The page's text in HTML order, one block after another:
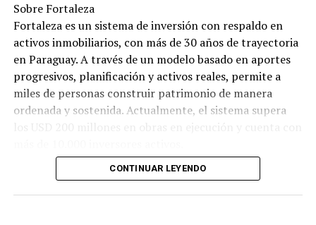
Sobre Fortaleza
Fortaleza es un sistema de inversión con respaldo en
activos inmobiliarios, con más de 30 años de trayectoria
en Paraguay. A través de un modelo basado en aportes
progresivos, planificación y activos reales, permite a
miles de personas construir patrimonio de manera
ordenada y sostenida. Actualmente, el sistema supera
CONTINUAR LEYENDO